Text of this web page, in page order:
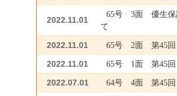
2022.11.01
65号 3面 優生保
て
2022.11.01 65号 2面 第45回
2022.11.01 65号 1面 第45回
2022.07.01 64号 4面 第45回